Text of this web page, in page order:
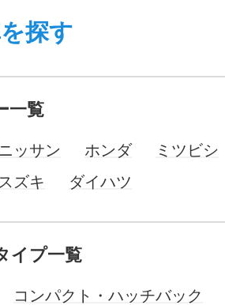
探す
一覧
ッサン ホンダ
ミツビシ
スズキ ダイハツ
イプ一覧
コンパクト・ハッチバック